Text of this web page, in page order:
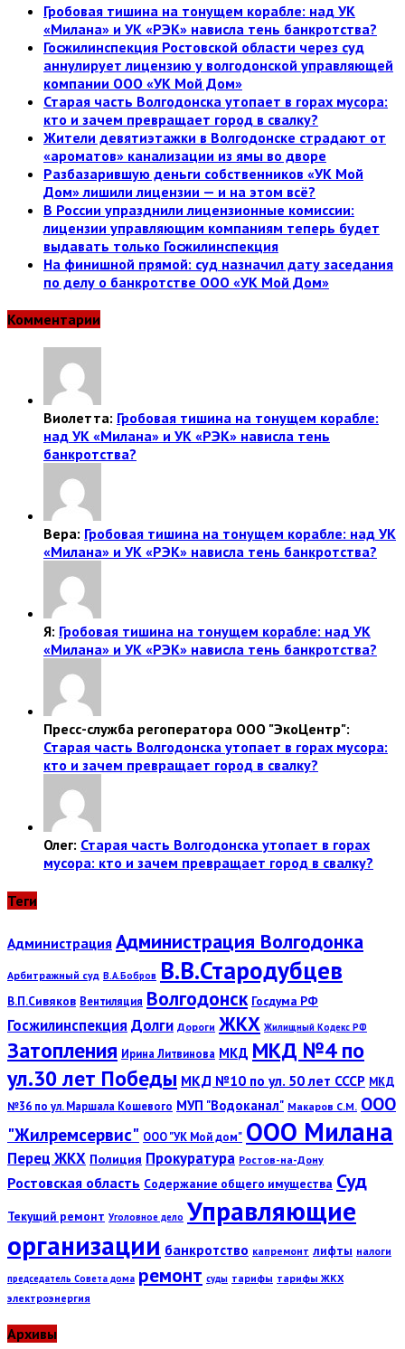
Гробовая тишина на тонущем корабле: над УК
«Милана» и УК «РЭК» нависла тень банкротства?
Госжилинспекция Ростовской области через суд
аннулирует лицензию у волгодонской управляющей
компании ООО «УК Мой Дом»
Старая часть Волгодонска утопает в горах мусора:
кто и зачем превращает город в свалку?
Жители девятиэтажки в Волгодонске страдают от
«ароматов» канализации из ямы во дворе
Разбазарившую деньги собственников «УК Мой
Дом» лишили лицензии — и на этом всё?
В России упразднили лицензионные комиссии:
лицензии управляющим компаниям теперь будет
выдавать только Госжилинспекция
На финишной прямой: суд назначил дату заседания
по делу о банкротстве ООО «УК Мой Дом»
Комментарии
Виолетта: Гробовая тишина на тонущем корабле:
над УК «Милана» и УК «РЭК» нависла тень
банкротства?
Вера: Гробовая тишина на тонущем корабле: над УК
«Милана» и УК «РЭК» нависла тень банкротства?
Я: Гробовая тишина на тонущем корабле: над УК
«Милана» и УК «РЭК» нависла тень банкротства?
Пресс-служба регоператора ООО "ЭкоЦентр":
Старая часть Волгодонска утопает в горах мусора:
кто и зачем превращает город в свалку?
Олег: Старая часть Волгодонска утопает в горах
мусора: кто и зачем превращает город в свалку?
Теги
Администрация Администрация Волгодонка
Арбитражный суд В.А.Бобров В.В.Стародубцев
В.П.Сивяков Вентиляция Волгодонск Госдума РФ
Госжилинспекция Долги Дороги ЖКХ Жилищный Кодекс РФ
Затопления Ирина Литвинова МКД МКД №4 по
ул.30 лет Победы МКД №10 по ул. 50 лет СССР МКД
№36 по ул. Маршала Кошевого МУП "Водоканал" Макаров С.М. ООО
"Жилремсервис" ООО "УК Мой дом" ООО Милана
Перец ЖКХ Полиция Прокуратура Ростов-на-Дону
Ростовская область Содержание общего имущества Суд
Текущий ремонт Уголовное дело Управляющие
организации банкротство капремонт лифты налоги
председатель Совета дома ремонт суды тарифы тарифы ЖКХ
электроэнергия
Архивы